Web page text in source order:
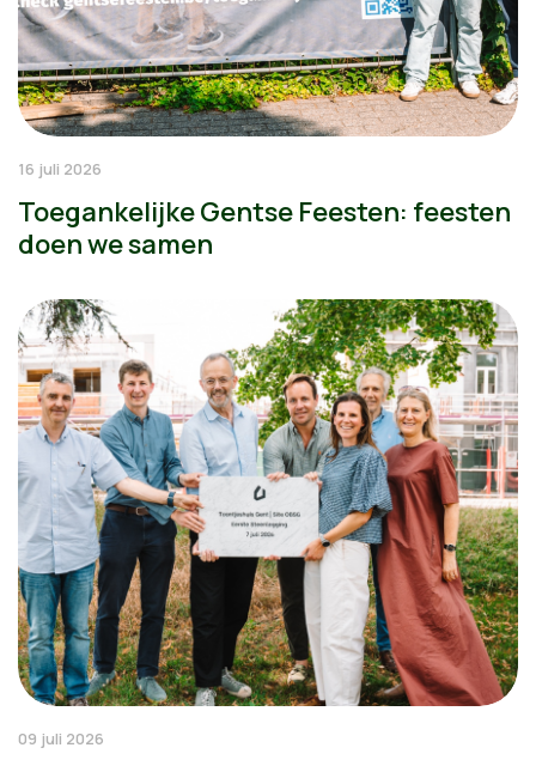
16 juli 2026
Toegankelijke Gentse Feesten: feesten
doen we samen
09 juli 2026